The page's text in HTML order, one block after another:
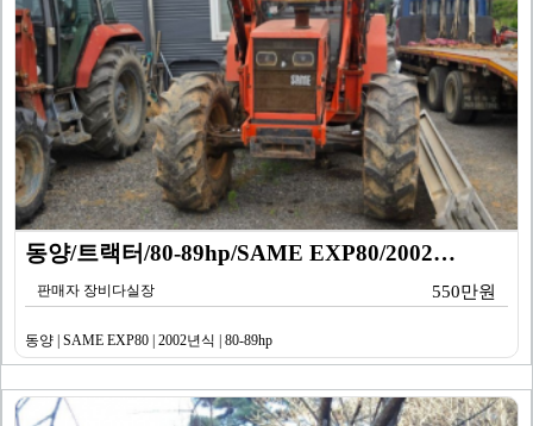
동양/트랙터/80-89hp/SAME EXP80/2002…
판매자 장비다실장 550만원
동양 | SAME EXP80 | 2002년식 | 80-89hp